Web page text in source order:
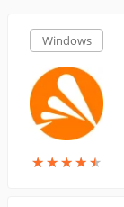
Windows
★★★★★
★★★★★